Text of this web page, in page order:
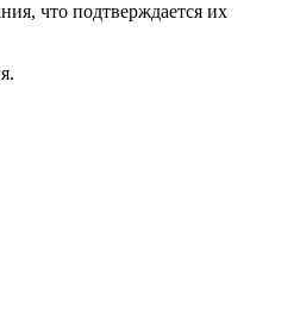
что подтверждается их